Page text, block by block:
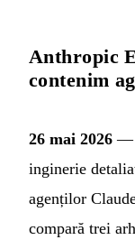
Anthropic
contenim
26 mai 2026 —
inginerie
agenților
compară trei